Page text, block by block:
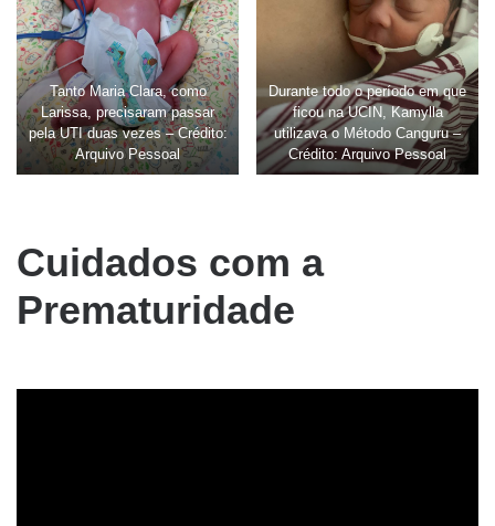
Tanto Maria Clara, como
Larissa, precisaram passar
pela UTI duas vezes – Crédito:
Arquivo Pessoal
Durante todo o período em que
ficou na UCIN, Kamylla
utilizava o Método Canguru –
Crédito: Arquivo Pessoal
Cuidados com a
Prematuridade